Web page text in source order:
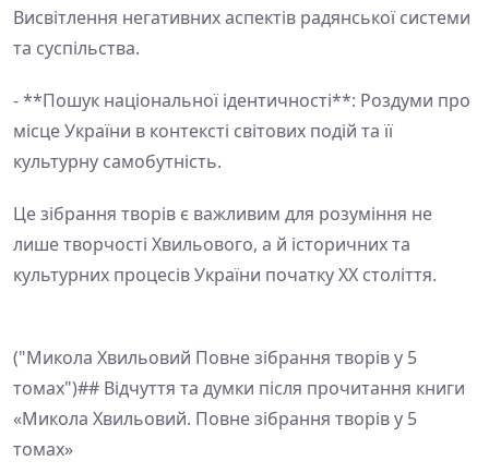
Висвітлення негативних аспектів радянської системи
та суспільства.
- **Пошук національної ідентичності**: Роздуми про
місце України в контексті світових подій та її
культурну самобутність.
Це зібрання творів є важливим для розуміння не
лише творчості Хвильового, а й історичних та
культурних процесів України початку XX століття.
("Микола Хвильовий Повне зібрання творів у 5
томах")## Відчуття та думки після прочитання книги
«Микола Хвильовий. Повне зібрання творів у 5
томах»